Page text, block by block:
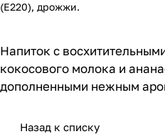
(Е220), дрожжи.
Напиток с
кокосового молока и
дополненными нежным
Назад к списку